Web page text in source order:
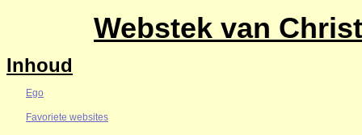
Webstek van
Inhoud
Ego
Favoriete websites